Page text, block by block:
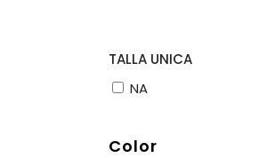
TALLA UNICA
NA
Color